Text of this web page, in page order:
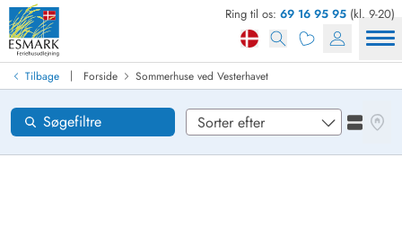
Ring til os: 69 16 95 95 (kl. 9-20)
Tilbage | Forside Sommerhuse ved Vesterhavet
Søgefiltre
Se
Find sommerhus
Ankomst
Områder